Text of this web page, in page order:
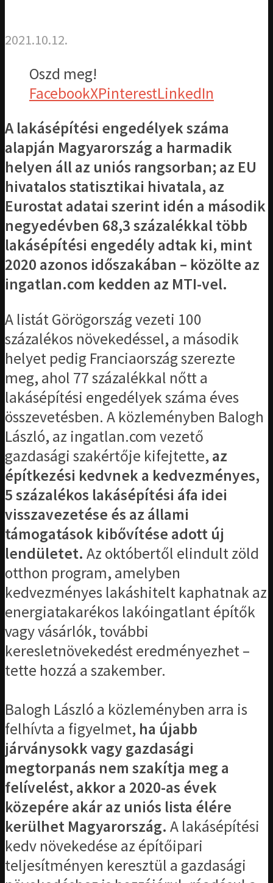
2021.10.12.
Oszd meg!
FacebookXPinterestLinkedIn
A lakásépítési engedélyek száma
alapján Magyarország a harmadik
helyen áll az uniós rangsorban; az EU
hivatalos statisztikai hivatala, az
Eurostat adatai szerint idén a második
negyedévben 68,3 százalékkal több
lakásépítési engedély adtak ki, mint
2020 azonos időszakában – közölte az
ingatlan.com kedden az MTI-vel.
A listát Görögország vezeti 100
százalékos növekedéssel, a második
helyet pedig Franciaország szerezte
meg, ahol 77 százalékkal nőtt a
lakásépítési engedélyek száma éves
összevetésben. A közleményben Balogh
László, az ingatlan.com vezető
gazdasági szakértője kifejtette,az
építkezési kedvnek a kedvezményes,
5 százalékos lakásépítési áfa idei
visszavezetése és az állami
támogatások kibővítése adott új
lendületet. Az októbertől elindult zöld
otthon program, amelyben
kedvezményes lakáshitelt kaphatnak az
energiatakarékos lakóingatlant építők
vagy vásárlók, további
keresletnövekedést eredményezhet –
tette hozzá a szakember.
Balogh László a közleményben arra is
felhívta a figyelmet, ha újabb
járványsokk vagy gazdasági
megtorpanás nem szakítja meg a
felívelést, akkor a 2020-as évek
közepére akár az uniós lista élére
kerülhet Magyarország. A lakásépítési
kedv növekedése az építőipari
teljesítményen keresztül a gazdasági